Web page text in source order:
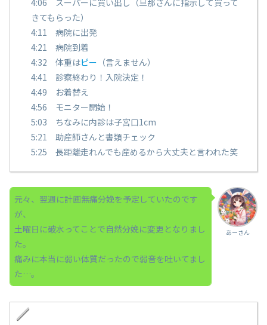
4:06 スーパーに買い出し（旦那さんに指示して買って
きてもらった）
4:11 病院に出発
4:21 病院到着
4:32 体重はピー （言えません）
4:41 診察終わり！入院決定！
4:49 お着替え
4:56 モニター開始！
5:03 ちなみに内診は子宮口1cm
5:21 助産師さんと書類チェック
5:25 長距離走れんでも産めるから大丈夫と言われた笑
あーさん
元々、翌週に計画無痛分娩を予定していたのです
が、
土曜日に破水ってことで自然分娩に変更となりまし
た。
痛みに本当に弱い体質だったので弱音を吐いてまし
た…。